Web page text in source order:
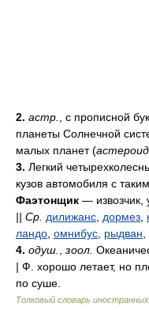
2. астр.
, с прописной
планеты Солнечной
малых планет (
3. Легкий
кузов автомобиля с
Фаэтонщик — извозчик,
|| Ср. дилижанс дормез
ландо омнибус рыдван
4. одуш. зоол.
| Ф. хорошо летает, но
по суше.
Толковый словарь